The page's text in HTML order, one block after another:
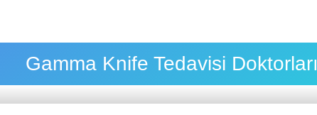
Gamma Knife Tedavisi Doktorları